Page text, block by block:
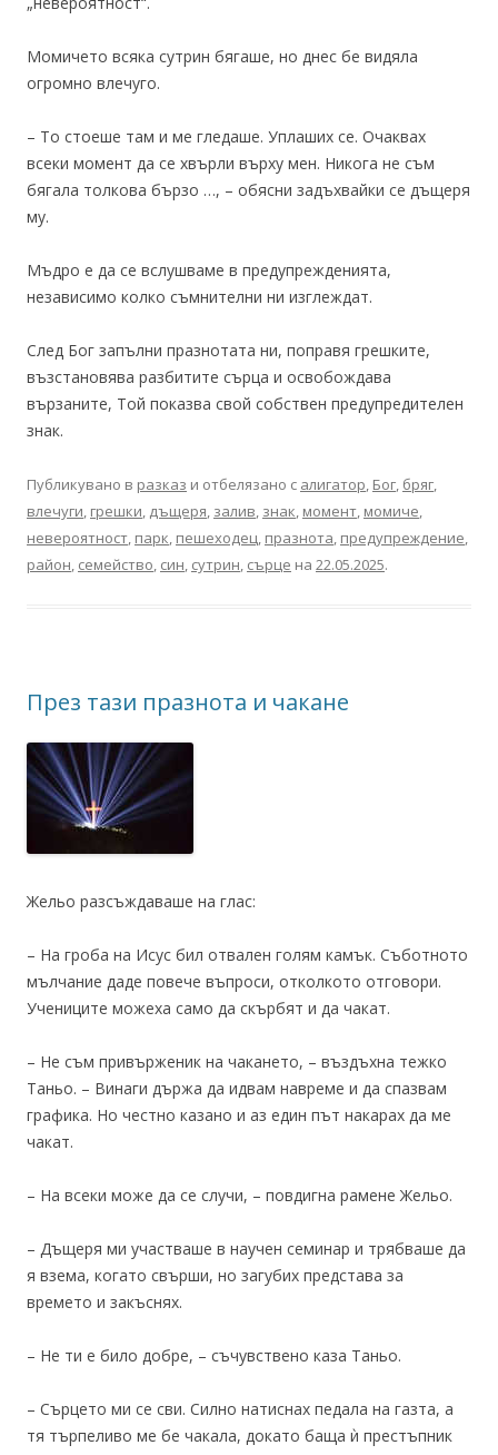
Момичето всяка сутрин бягаше, но днес бе видяла
огромно влечуго.
– То стоеше там и ме гледаше. Уплаших се. Очаквах
всеки момент да се хвърли върху мен. Никога не съм
бягала толкова бързо …, – обясни задъхвайки се дъщеря
му.
Мъдро е да се вслушваме в предупрежденията,
независимо колко съмнителни ни изглеждат.
След Бог запълни празнотата ни, поправя грешките,
възстановява разбитите сърца и освобождава
вързаните, Той показва свой собствен предупредителен
знак.
Публикувано в разказ и отбелязано с алигатор, Бог, бряг,
влечуги, грешки, дъщеря, залив, знак, момент, момиче,
невероятност, парк, пешеходец, празнота, предупреждение,
район, семейство, син, сутрин, сърце на 22.05.2025.
През тази празнота и чакане
Жельо разсъждаваше на глас:
– На гроба на Исус бил отвален голям камък. Съботното
мълчание даде повече въпроси, отколкото отговори.
Учениците можеха само да скърбят и да чакат.
– Не съм привърженик на чакането, – въздъхна тежко
Таньо. – Винаги държа да идвам навреме и да спазвам
графика. Но честно казано и аз един път накарах да ме
чакат.
– На всеки може да се случи, – повдигна рамене Жельо.
– Дъщеря ми участваше в научен семинар и трябваше да
я взема, когато свърши, но загубих представа за
времето и закъснях.
– Не ти е било добре, – съчувствено каза Таньо.
– Сърцето ми се сви. Силно натиснах педала на газта, а
тя търпеливо ме бе чакала, докато баща ѝ престъпник